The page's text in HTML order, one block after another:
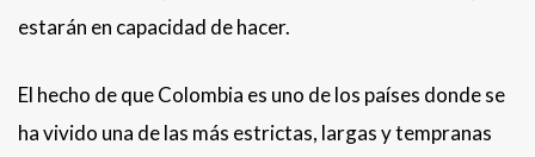
estarán en capacidad de hacer.
El hecho de que Colombia es uno de los países donde se
ha vivido una de las más estrictas, largas y tempranas